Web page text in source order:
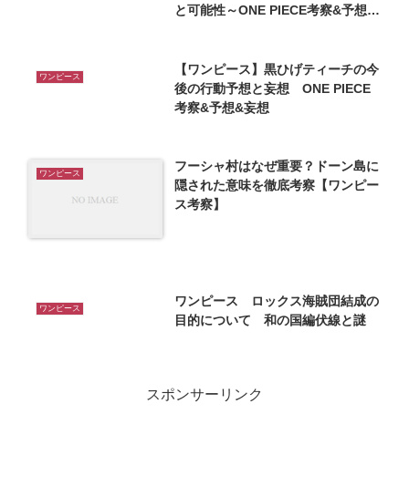
と可能性～ONE PIECE考察&予想&
ワンピース
【ワンピース】黒ひげティーチの今
後の行動予想と妄想 ONE PIECE
考察&予想&妄想
ワンピース
フーシャ村はなぜ重要？ドーン島に
隠された意味を徹底考察【ワンピー
ス考察】
ワンピース
ワンピース ロックス海賊団結成の
目的について 和の国編伏線と謎
スポンサーリンク